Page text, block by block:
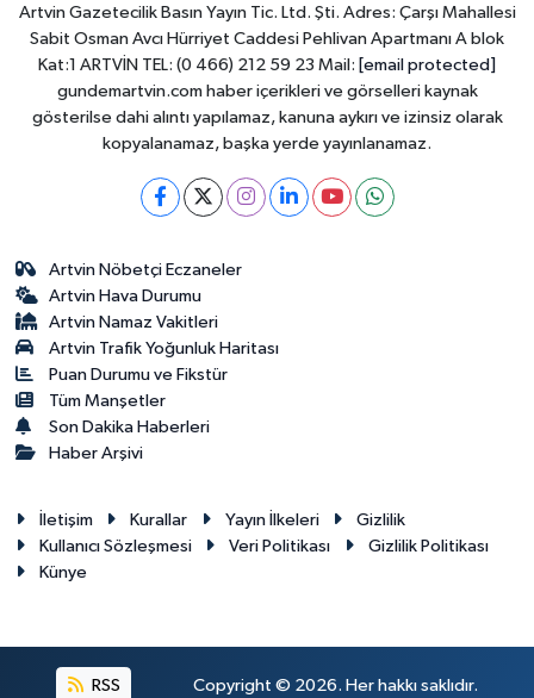
Artvin Gazetecilik Basın Yayın Tic. Ltd. Şti. Adres: Çarşı Mahallesi
Sabit Osman Avcı Hürriyet Caddesi Pehlivan Apartmanı A blok
Kat:1 ARTVİN TEL: (0 466) 212 59 23 Mail: [email protected]
gundemartvin.com haber içerikleri ve görselleri kaynak
gösterilse dahi alıntı yapılamaz, kanuna aykırı ve izinsiz olarak
kopyalanamaz, başka yerde yayınlanamaz.
Artvin Nöbetçi Eczaneler
Artvin Hava Durumu
Artvin Namaz Vakitleri
Artvin Trafik Yoğunluk Haritası
Puan Durumu ve Fikstür
Tüm Manşetler
Son Dakika Haberleri
Haber Arşivi
İletişim Kurallar Yayın İlkeleri
Gizlilik
Kullanıcı Sözleşmesi
Veri Politikası
Gizlilik Politikası
Künye
RSS Copyright © 2026. Her hakkı saklıdır.